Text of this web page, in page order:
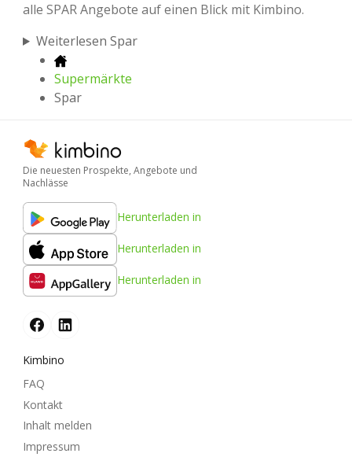
alle SPAR Angebote auf einen Blick mit Kimbino.
Weiterlesen Spar
Supermärkte
Spar
Die neuesten Prospekte, Angebote und
Nachlässe
Herunterladen in
Herunterladen in
Herunterladen in
Kimbino
FAQ
Kontakt
Inhalt melden
Impressum